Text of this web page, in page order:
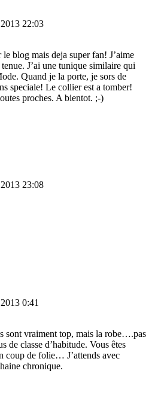
22:03
blog mais deja super fan! J’aime
J’ai une tunique similaire qui
Quand je la porte, je sors de
speciale! Le collier est a tomber!
proches. A bientot. ;-)
23:08
0:41
sont vraiment top, mais la robe….pas
de classe d’habitude. Vous êtes
coup de folie… J’attends avec
chronique.